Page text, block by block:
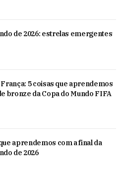
de 2026: estrelas emergentes
5 coisas que aprendemos
bronze da Copa do Mundo FIFA
aprendemos com a final da
de 2026